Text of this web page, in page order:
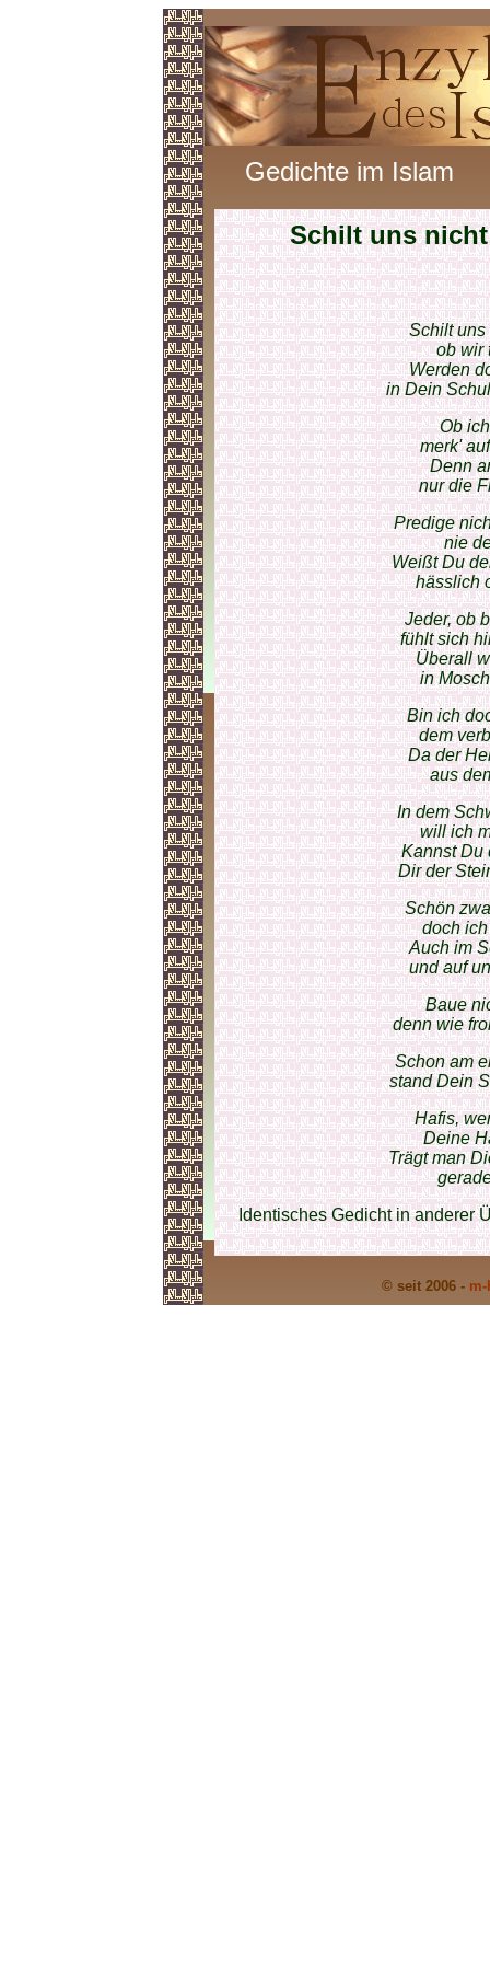
Gedichte im Islam
Schilt uns nicht
Schilt uns
ob wir
Werden
in Dein
Ob
merk'
Denn
nur die
Predige
nie
Weißt Du
hässlich
Jeder, ob
fühlt sich
Überall
in
Bin ich
dem
Da der
aus
In dem
will ich
Kannst Du
Dir der
Schön
doch
Auch im
und auf
Baue
denn wie
Schon am
stand Dein
Hafis,
Deine
Trägt man
Identisches Gedicht in anderer
© seit 2006 -